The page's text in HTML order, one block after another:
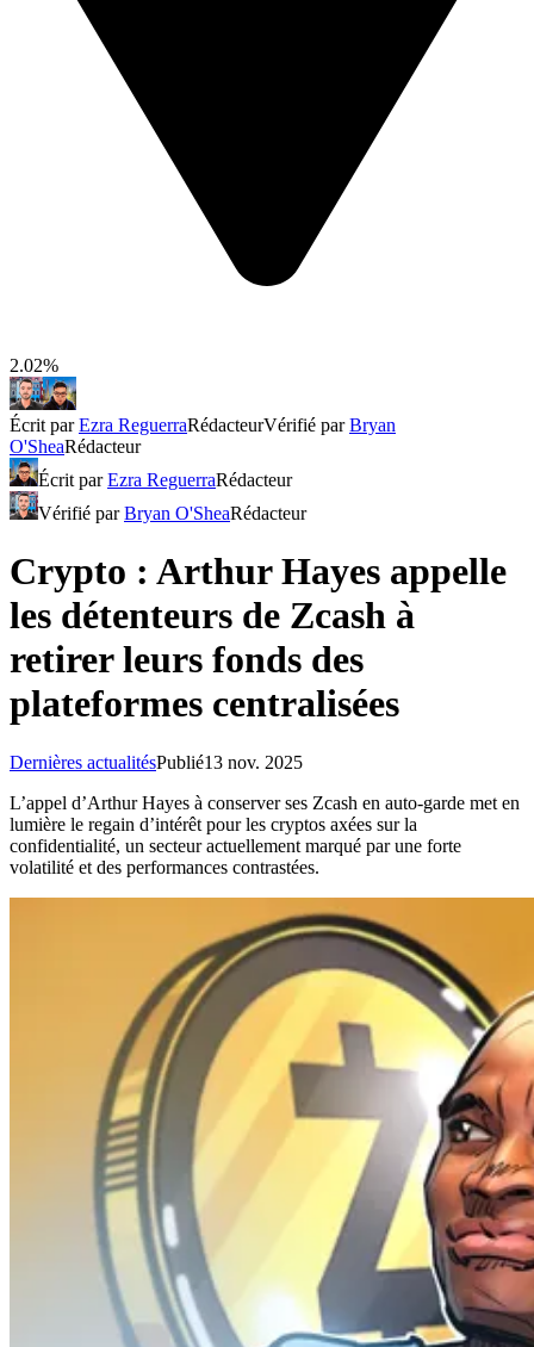
2.02%
Écrit parEzra ReguerraRédacteurVérifié parBryan
O'SheaRédacteur
Écrit parEzra ReguerraRédacteur
Vérifié parBryan O'SheaRédacteur
Crypto : Arthur Hayes appelle
les détenteurs de Zcash à
retirer leurs fonds des
plateformes centralisées
Dernières actualitésPublié13 nov. 2025
L’appel d’Arthur Hayes à conserver ses Zcash en auto-garde met en
lumière le regain d’intérêt pour les cryptos axées sur la
confidentialité, un secteur actuellement marqué par une forte
volatilité et des performances contrastées.